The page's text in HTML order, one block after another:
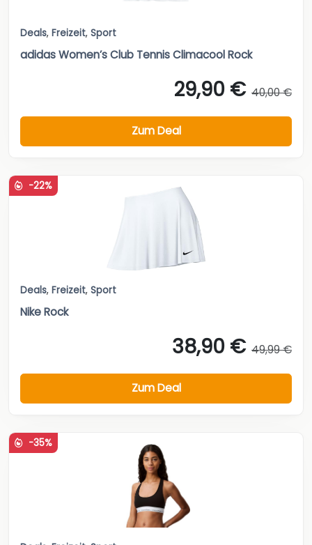
Deals, Freizeit, Sport
adidas Women’s Club Tennis Climacool Rock
29,90 € 40,00 €
Zum Deal
-22%
Deals, Freizeit, Sport
Nike Rock
38,90 € 49,99 €
Zum Deal
-35%